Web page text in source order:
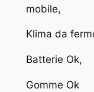
mobile,
Klima da
Batterie Ok,
Gomme Ok